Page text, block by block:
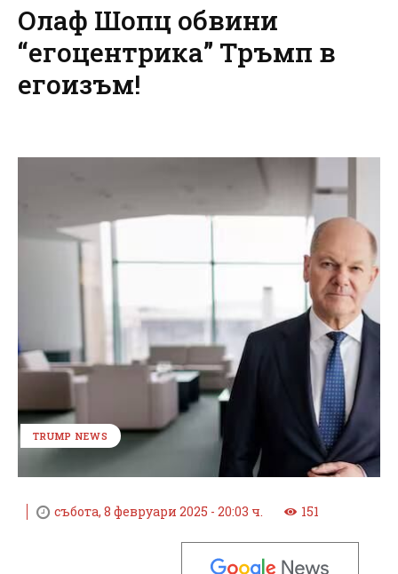
Олаф Шопц обвини
“егоцентрика” Тръмп в
егоизъм!
TRUMP NEWS
събота, 8 февруари 2025 - 20:03 ч. 151